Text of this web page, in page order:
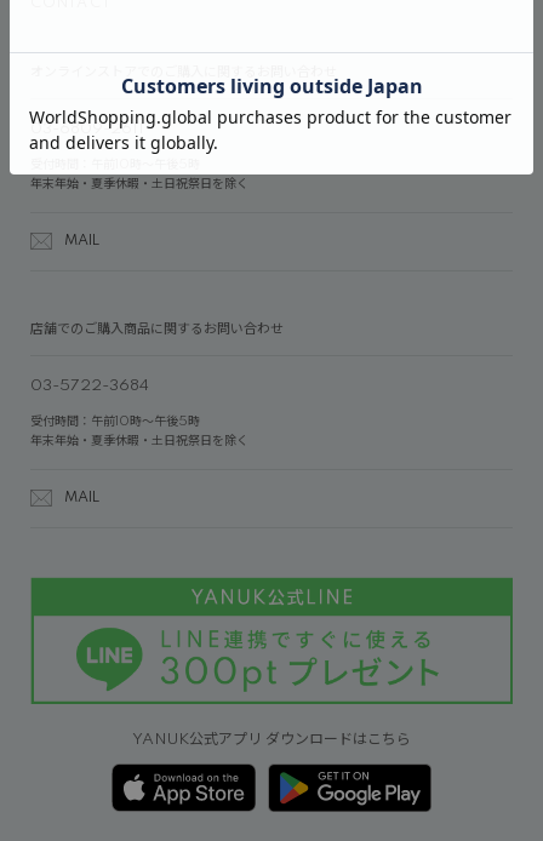
03-6809-2611
年末年始・夏季休暇・土日祝祭日を除く
MAIL
店舗でのご購入商品に関するお問い合わせ
03-5722-3684
受付時間：午前10時～午後5時
年末年始・夏季休暇・土日祝祭日を除く
MAIL
YANUK公式アプリ ダウンロードはこちら